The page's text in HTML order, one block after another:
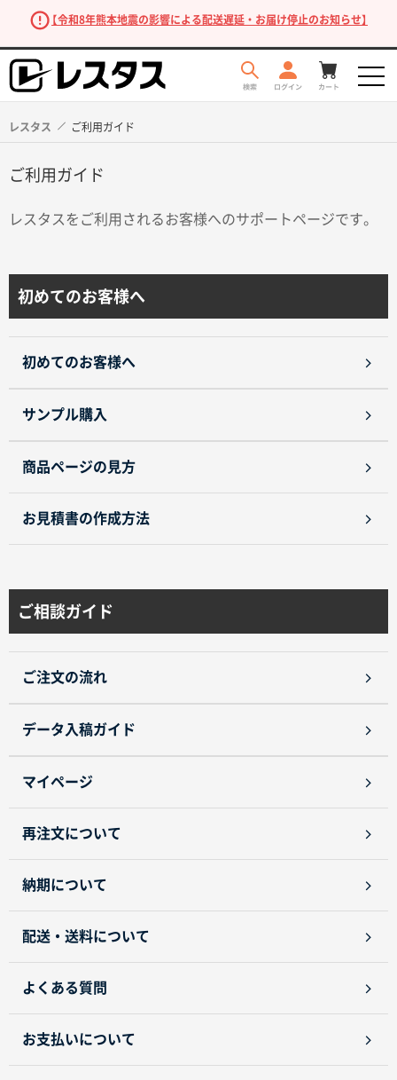
【令和8年熊本地震の影響による配送遅延・お届け停止のお知らせ】
商品を探す
商品カテゴリーから探す
目的・シーンから探す
サイトメニュー
初めての方へ
データ入稿ガイド
レスタス ご利用ガイド
ご利用ガイド
レスタスをご利用されるお客様へのサポートページです。
初めてのお客様へ
初めてのお客様へ
サンプル購入
商品ページの見方
お見積書の作成方法
ご相談ガイド
ご注文の流れ
データ入稿ガイド
マイページ
再注文について
納期について
配送・送料について
よくある質問
お支払いについて